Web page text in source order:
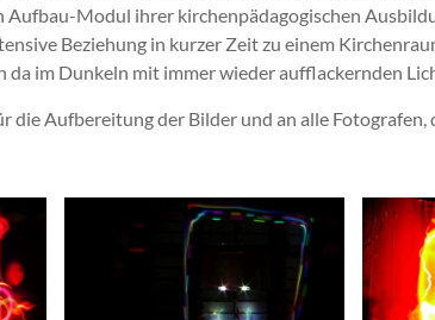
Modul ihrer kirchenpädagogischen
Beziehung in kurzer Zeit zu einem
da im Dunkeln mit immer wieder aufflackernden
die Aufbereitung der Bilder und an alle Fotografen,